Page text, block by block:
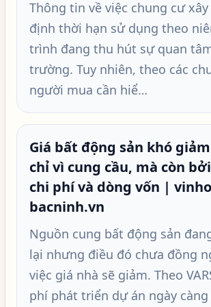
Thông tin về việc chung cư
định thời hạn sử dụng theo
trình đang thu hút sự quan
trường. Tuy nhiên, theo các
người mua cần hiể…
Giá bất động sản khó
chỉ vì cung cầu, mà còn
chi phí và dòng vốn |
bacninh.vn
Nguồn cung bất động sản
lại nhưng điều đó chưa đồng
việc giá nhà sẽ giảm. Theo
phí phát triển dự án ngày